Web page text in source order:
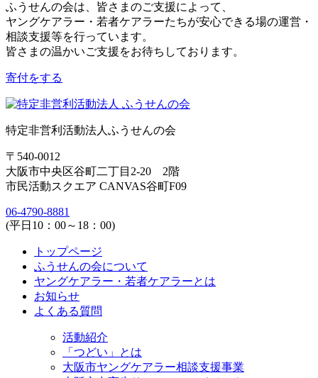
ふうせんの会は、皆さまのご支援によって、
ヤングケアラー・若者ケアラーたちが安心できる場の運営・
相談支援等を行っています。
皆さまの温かいご支援をお待ちしております。
寄付をする
特定非営利活動法人ふうせんの会
〒540-0012
大阪市中央区谷町二丁目2-20 2階
市民活動スクエア CANVAS谷町F09
06-4790-8881
(平日10：00～18：00)
トップページ
ふうせんの会について
ヤングケアラー・若者ケアラーとは
お知らせ
よくある質問
活動紹介
「つどい」とは
大阪市ヤングケアラー相談支援事業